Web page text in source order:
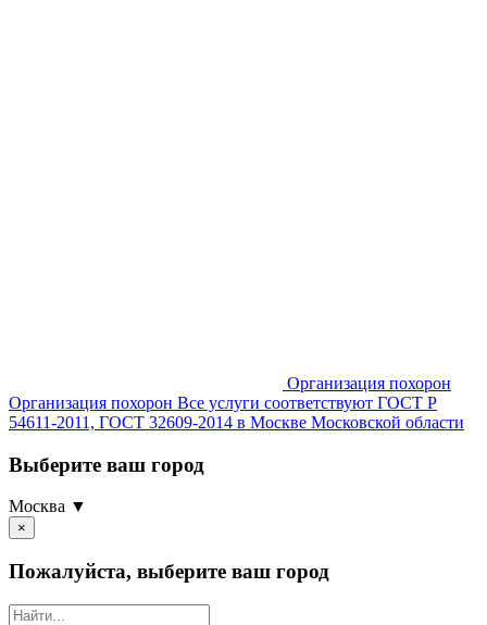
Организация похорон
Организация похорон Все услуги соответствуют ГОСТ Р
54611-2011, ГОСТ 32609-2014 в Москве Московской области
Выберите ваш город
Москва ▼
×
Пожалуйста, выберите ваш город